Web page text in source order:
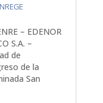
– EDENOR
S.A. –
de
de la
San